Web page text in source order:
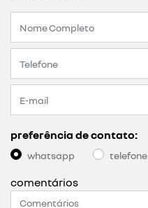
preferência de contato:
whatsapp telefone
comentários